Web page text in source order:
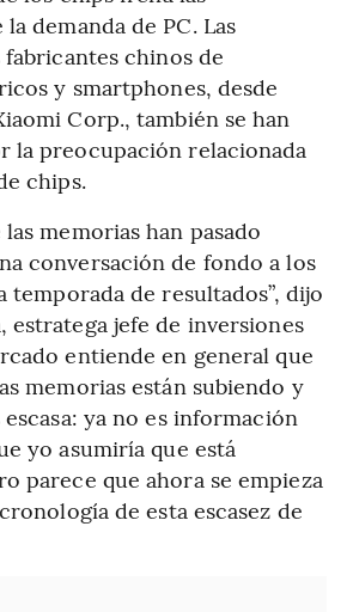
demanda de PC. Las
chinos de
y smartphones, desde
Corp., también se han
la preocupación relacionada
chips.
memorias han pasado
conversación de fondo a los
temporada de resultados”, dijo
estratega jefe de inversiones
entiende en general que
memorias están subiendo y
ya no es información
yo asumiría que está
parece que ahora se empieza
de esta escasez de